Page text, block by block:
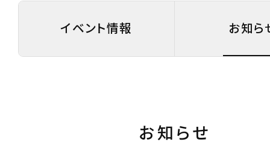
イベント情報 お知ら
お知らせ